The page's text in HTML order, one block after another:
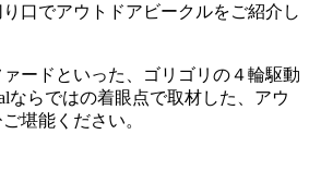
口でアウトドアビークルをご紹介し
ードといった、ゴリゴリの４輪駆動
ならではの着眼点で取材した、アウ
堪能ください。